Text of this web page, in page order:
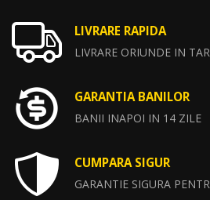
LIVRARE RAPIDA
LIVRARE ORIUNDE IN
GARANTIA BANILOR
BANII INAPOI IN 14 ZILE
CUMPARA SIGUR
GARANTIE SIGURA